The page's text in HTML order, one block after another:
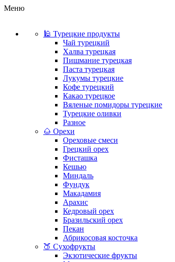
Меню
🕌 Турецкие продукты
Чай турецкий
Халва турецкая
Пишмание турецкая
Паста турецкая
Лукумы турецкие
Кофе турецкий
Какао турецкое
Вяленые помидоры турецкие
Турецкие оливки
Разное
🌰 Орехи
Ореховые смеси
Грецкий орех
Фисташка
Кешью
Миндаль
Фундук
Макадамия
Арахис
Кедровый орех
Бразильский орех
Пекан
Абрикосовая косточка
🍑 Сухофрукты
Экзотические фрукты